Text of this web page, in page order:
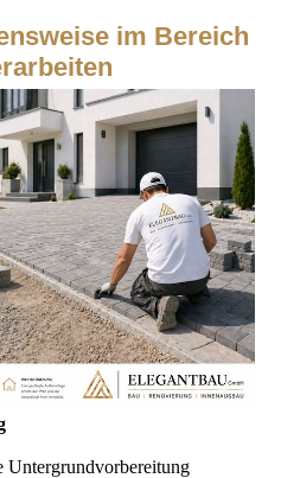
im Bereich
Untergrundvorbereitung